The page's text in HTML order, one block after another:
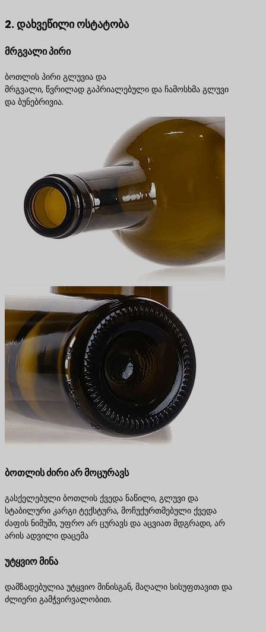
2. დახვეწილი ოსტატობა
მრგვალი პირი
ბოთლის პირი გლუვია და
მრგვალი, წვრილად გაპრიალებული და ჩამოსხმა გლუვი
და ბუნებრივია.
ბოთლის ძირი არ მოცურავს
გასქელებული ბოთლის ქვედა ნაწილი, გლუვი და
სტაბილური კარგი ტექსტურა, მოჩუქურთმებული ქვედა
ძაფის ნიმუში, უფრო არ ცურავს და აცვიათ მდგრადი, არ
არის ადვილი დაცემა
უტყვიო მინა
დამზადებულია უტყვიო მინისგან, მაღალი სისუფთავით და
ძლიერი გამჭვირვალობით.